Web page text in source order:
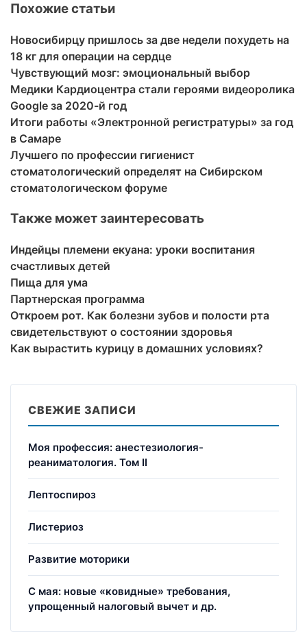
Похожие статьи
Новосибирцу пришлось за две недели похудеть на
18 кг для операции на сердце
Чувствующий мозг: эмоциональный выбор
Медики Кардиоцентра стали героями видеоролика
Google за 2020-й год
Итоги работы «Электронной регистратуры» за год
в Самаре
Лучшего по профессии гигиенист
стоматологический определят на Сибирском
стоматологическом форуме
Также может заинтересовать
Индейцы племени екуана: уроки воспитания
счастливых детей
Пища для ума
Партнерская программа
Откроем рот. Как болезни зубов и полости рта
свидетельствуют о состоянии здоровья
Как вырастить курицу в домашних условиях?
СВЕЖИЕ ЗАПИСИ
Моя профессия: анестезиология-
реаниматология. Том II
Лептоспироз
Листериоз
Развитие моторики
С мая: новые «ковидные» требования,
упрощенный налоговый вычет и др.